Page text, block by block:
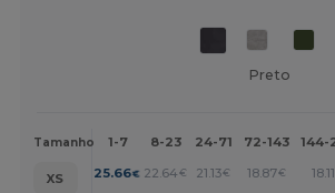
Preto
Tamanho 1-7 8-23 24-71 72-143 144-
XS 25.66€ 22.64 € 21.13€ 18.87€ 18.11